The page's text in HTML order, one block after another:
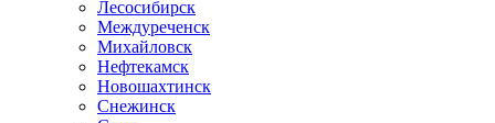
Лесосибирск
Междуреченск
Михайловск
Нефтекамск
Новошахтинск
Снежинск